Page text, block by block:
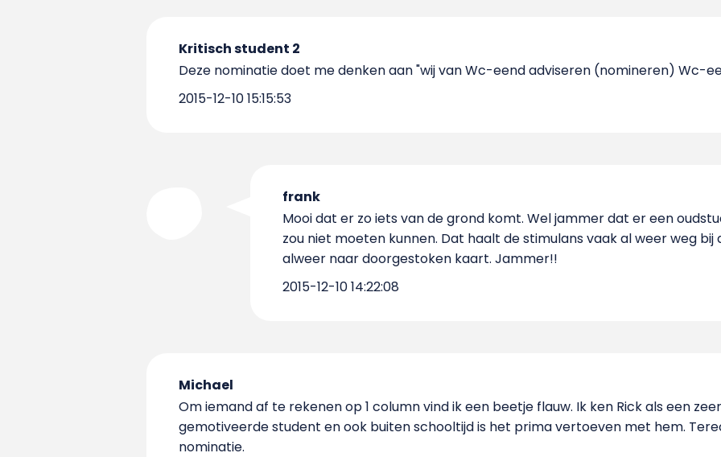
Kritisch student 2
Deze nominatie doet me denken aan "wij van Wc-eend adviseren (nomineren) Wc-
2015-12-10 15:15:53
frank
Mooi dat er zo iets van de grond komt. Wel jammer dat er een
zou niet moeten kunnen. Dat haalt de stimulans vaak al weer weg
alweer naar doorgestoken kaart. Jammer!!
2015-12-10 14:22:08
Michael
Om iemand af te rekenen op 1 column vind ik een beetje flauw. Ik ken Rick als een zeer
gemotiveerde student en ook buiten schooltijd is het prima vertoeven met hem.
nominatie.